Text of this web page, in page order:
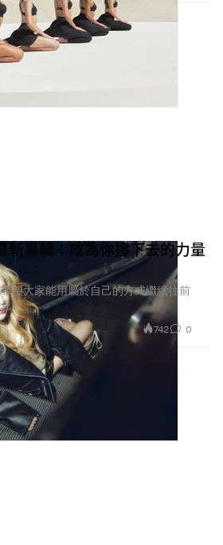
新專輯：成為你撐下去的力量
望大家能用屬於自己的方式繼續往前
。」
742 0